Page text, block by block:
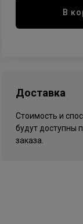
В
Доставка
Стоимость и
будут доступны
заказа.